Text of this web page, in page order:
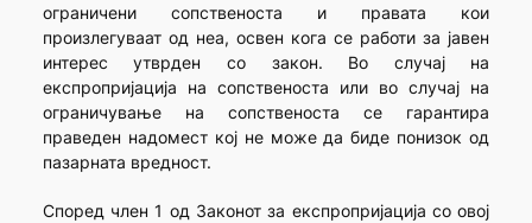
ограничени сопственоста и правата кои
произлегуваат од неа, освен кога се работи за јавен
интерес утврден со закон. Во случај на
експропријација на сопственоста или во случај на
ограничување на сопственоста се гарантира
праведен надомест кој не може да биде понизок од
пазарната вредност.
Според член 1 од Законот за експропријација со овој